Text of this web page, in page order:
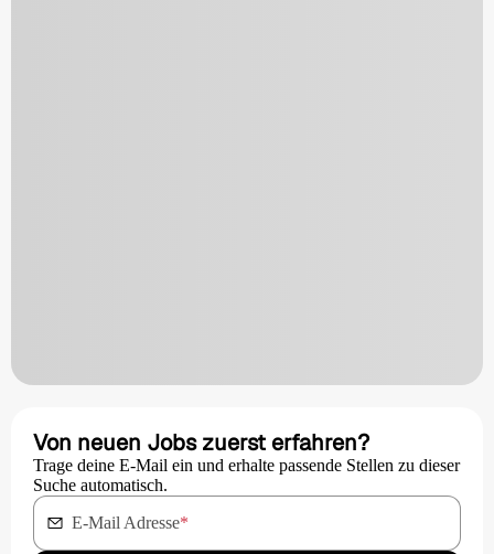
Von neuen Jobs zuerst erfahren?
Trage deine E-Mail ein und erhalte passende Stellen zu dieser
Suche automatisch.
E-Mail Adresse*